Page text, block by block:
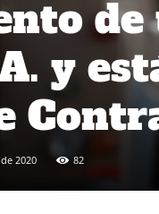
de
y
2020 82